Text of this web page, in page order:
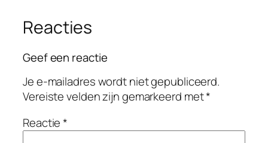
Reacties
Geef een reactie
Je e-mailadres wordt niet gepubliceerd.
Vereiste velden zijn gemarkeerd met*
Reactie*